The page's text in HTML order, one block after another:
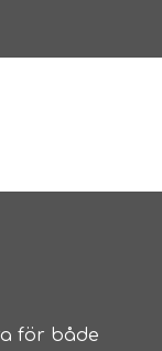
för både